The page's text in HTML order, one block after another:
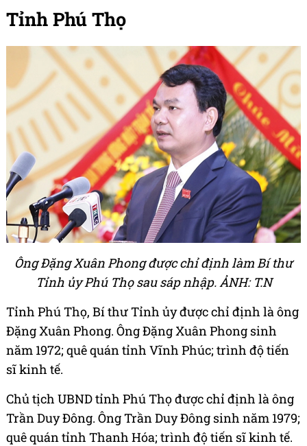
Tỉnh Phú Thọ
Ông Đặng Xuân Phong được chỉ định làm Bí thư
Tỉnh ủy Phú Thọ sau sáp nhập. ẢNH: T.N
Tỉnh Phú Thọ, Bí thư Tỉnh ủy được chỉ định là ông
Đặng Xuân Phong. Ông Đặng Xuân Phong sinh
năm 1972; quê quán tỉnh Vĩnh Phúc; trình độ tiến
sĩ kinh tế.
Chủ tịch UBND tỉnh Phú Thọ được chỉ định là ông
Trần Duy Đông. Ông Trần Duy Đông sinh năm 1979;
quê quán tỉnh Thanh Hóa; trình độ tiến sĩ kinh tế.